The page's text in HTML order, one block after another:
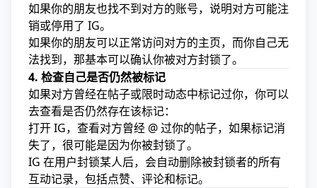
如果你的朋友也找不到对方的账号，说明对方可能注
销或停用了 IG。
如果你的朋友可以正常访问对方的主页，而你自己无
法找到，那基本可以确认你被对方封锁了。
4. 检查自己是否仍然被标记
如果对方曾经在帖子或限时动态中标记过你，你可以
去查看是否仍然存在该标记：
打开 IG，查看对方曾经 @ 过你的帖子，如果标记消
失了，很可能是因为你被封锁了。
IG 在用户封锁某人后，会自动删除被封锁者的所有
互动记录，包括点赞、评论和标记。